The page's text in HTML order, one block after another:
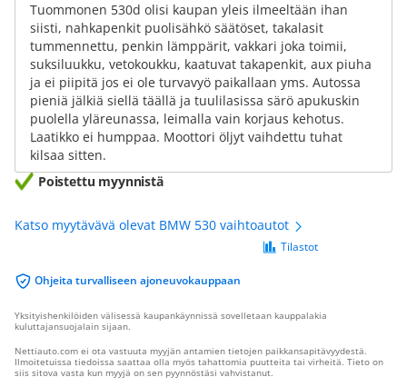
Tuommonen 530d olisi kaupan yleis ilmeeltään ihan
siisti, nahkapenkit puolisähkö säätöset, takalasit
tummennettu, penkin lämppärit, vakkari joka toimii,
suksiluukku, vetokoukku, kaatuvat takapenkit, aux piuha
ja ei piipitä jos ei ole turvavyö paikallaan yms. Autossa
pieniä jälkiä siellä täällä ja tuulilasissa särö apukuskin
puolella yläreunassa, leimalla vain korjaus kehotus.
Laatikko ei humppaa. Moottori öljyt vaihdettu tuhat
kilsaa sitten.
Poistettu myynnistä
Katso myytävävä olevat BMW 530 vaihtoautot
Ohjeita turvalliseen ajoneuvokauppaan
Tilastot
Yksityishenkilöiden välisessä kaupankäynnissä sovelletaan kauppalakia
kuluttajansuojalain sijaan.
Nettiauto.com ei ota vastuuta myyjän antamien tietojen paikkansapitävyydestä.
Ilmoitetuissa tiedoissa saattaa olla myös tahattomia puutteita tai virheitä. Tieto on
siis sitova vasta kun myyjä on sen pyynnöstäsi vahvistanut.